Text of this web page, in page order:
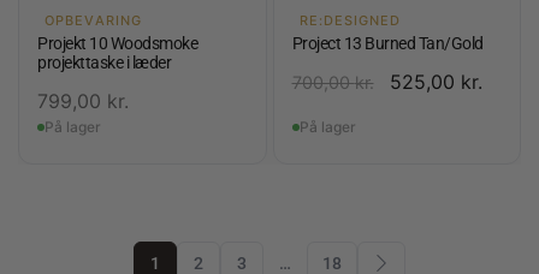
OPBEVARING
Projekt 10 Woodsmoke
projekttaske i læder
799,00 kr.
På lager
RE:DESIGNED
Project 13 Burned Tan/Gold
700,00kr. 525,00 kr.
På lager
1 2 3 … 18